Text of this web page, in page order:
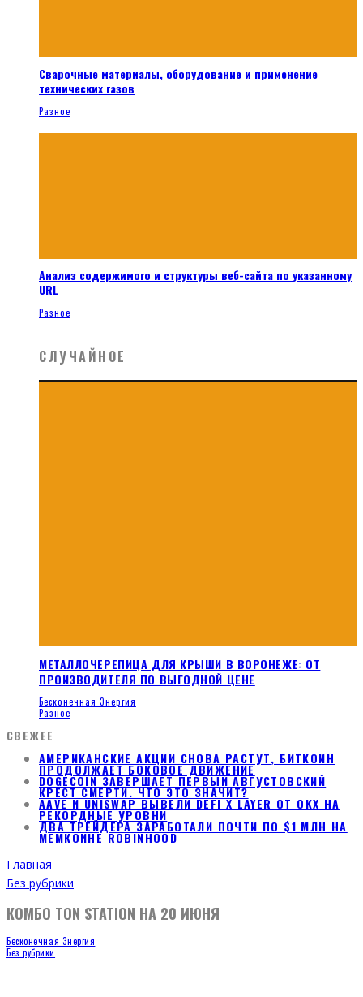
Сварочные материалы, оборудование и применение
технических газов
Разное
Анализ содержимого и структуры веб-сайта по указанному
URL
Разное
СЛУЧАЙНОЕ
МЕТАЛЛОЧЕРЕПИЦА ДЛЯ КРЫШИ В ВОРОНЕЖЕ: ОТ
ПРОИЗВОДИТЕЛЯ ПО ВЫГОДНОЙ ЦЕНЕ
Бесконечная Энергия
Разное
СВЕЖЕЕ
АМЕРИКАНСКИЕ АКЦИИ СНОВА РАСТУТ, БИТКОИН
ПРОДОЛЖАЕТ БОКОВОЕ ДВИЖЕНИЕ
DOGECOIN ЗАВЕРШАЕТ ПЕРВЫЙ АВГУСТОВСКИЙ
КРЕСТ СМЕРТИ. ЧТО ЭТО ЗНАЧИТ?
AAVE И UNISWAP ВЫВЕЛИ DEFI X LAYER ОТ OKX НА
РЕКОРДНЫЕ УРОВНИ
ДВА ТРЕЙДЕРА ЗАРАБОТАЛИ ПОЧТИ ПО $1 МЛН НА
МЕМКОИНЕ ROBINHOOD
Главная
Без рубрики
КОМБО TON STATION НА 20 ИЮНЯ
Бесконечная Энергия
Без рубрики